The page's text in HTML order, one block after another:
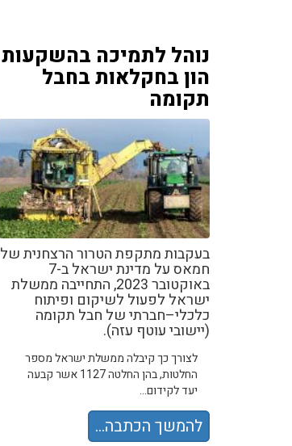
נוהל לתמיכה בהשקעות
הון בחקלאות בחבל
תקומה
בעקבות מתקפת הטרור הרצחנית של
חמאס על מדינת ישראל ב-7
באוקטובר 2023, התחייבה ממשלת
ישראל לפעול לשיקום ופיתוח
כלכלי–חברתי של חבל תקומה
(יישובי עוטף עזה).
לצורך כך קיבלה ממשלת ישראל מספר
החלטות, בהן החלטה 1127 אשר קבעה
יעד לקידום...
להמשך הכתבה...